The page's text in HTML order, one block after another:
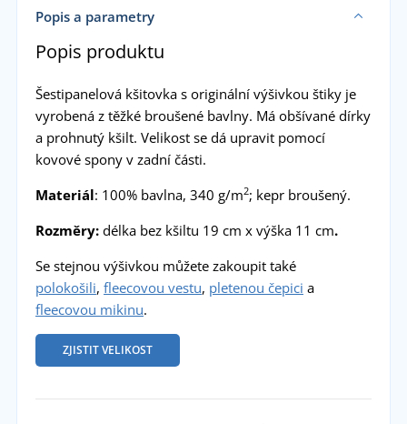
Popis a parametry
Popis produktu
Šestipanelová kšitovka s originální výšivkou štiky je
vyrobená z těžké broušené bavlny. Má obšívané dírky
a prohnutý kšilt. Velikost se dá upravit pomocí
kovové spony v zadní části.
Materiál: 100% bavlna, 340 g/m2; kepr broušený.
Rozměry:délka bez kšiltu 19 cm x výška 11 cm.
Se stejnou výšivkou můžete zakoupit také
polokošili, fleecovou vestu, pletenou čepici a
fleecovou mikinu.
ZJISTIT VELIKOST